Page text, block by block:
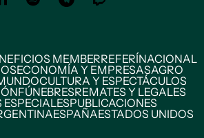
MEMBERREFERÍNACIONAL
ECONOMÍA Y EMPRESASAGRO
CULTURA Y ESPECTÁCULOS
FÚNEBRESREMATES Y LEGALES
ESPECIALESPUBLICACIONES
ESPAÑAESTADOS UNIDOS